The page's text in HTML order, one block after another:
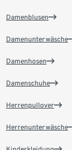
Damenblusen
Damenunterwäsche
Damenhosen
Damenschuhe
Herrenpullover
Herrenunterwäsche